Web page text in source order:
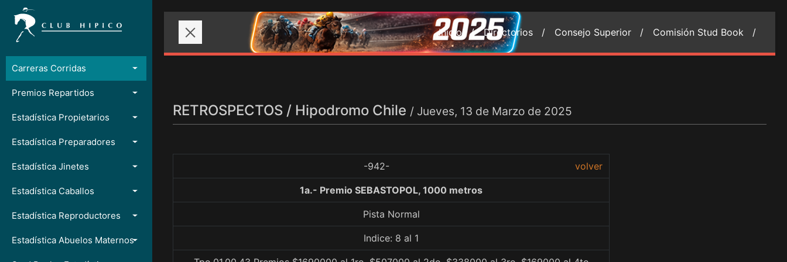
Carreras Corridas
Premios Repartidos
Estadística Propietarios
Estadística Preparadores
Estadística Jinetes
Estadística Caballos
Estadística Reproductores
Estadística Abuelos Maternos
Inicio / Directorios / Consejo Superior / Comisión Stud Book /
RETROSPECTOS / Hipodromo Chile / Jueves, 13 de Marzo de 2025
-942- volver
1a.- Premio SEBASTOPOL, 1000 metros
Pista Normal
Indice: 8 al 1